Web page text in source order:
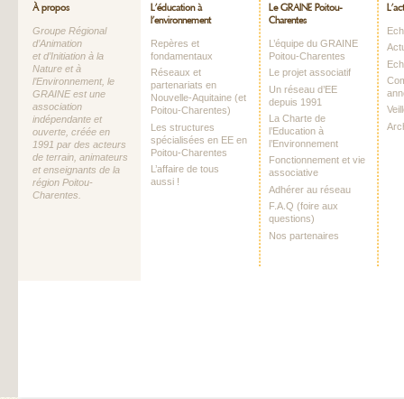
À propos
Groupe Régional
d’Animation
et d’Initiation à la
Nature et à
l’Environnement, le
GRAINE est une
association
indépendante et
ouverte, créée en
1991 par des acteurs
de terrain, animateurs
et enseignants de la
région Poitou-
Charentes.
L’éducation à
l’environnement
Repères et
fondamentaux
Réseaux et
partenariats en
Nouvelle-Aquitaine (et
Poitou-Charentes)
Les structures
spécialisées en EE en
Poitou-Charentes
L’affaire de tous
aussi !
Le GRAINE Poitou-
Charentes
L’équipe du GRAINE
Poitou-Charentes
Le projet associatif
Un réseau d’EE
depuis 1991
La Charte de
l’Education à
l’Environnement
Fonctionnement et vie
associative
Adhérer au réseau
F.A.Q (foire aux
questions)
Nos partenaires